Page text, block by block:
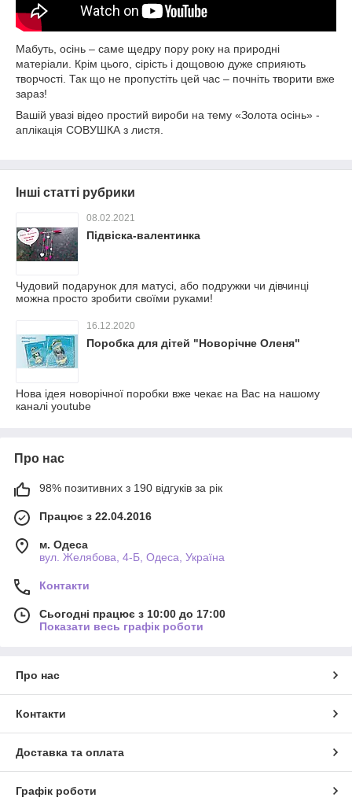
Мабуть, осінь – саме щедру пору року на природні
матеріали. Крім цього, сірість і дощовою дуже сприяють
творчості. Так що не пропустіть цей час – почніть творити вже
зараз!
Вашій увазі відео простий вироби на тему «Золота осінь» -
аплікація СОВУШКА з листя.
Інші статті рубрики
08.02.2021
Підвіска-валентинка
Чудовий подарунок для матусі, або подружки чи дівчинці
можна просто зробити своїми руками!
16.12.2020
Поробка для дітей "Новорічне Оленя"
Нова ідея новорічної поробки вже чекає на Вас на нашому
каналі youtube
Про нас
98% позитивних з 190 відгуків за рік
Працює з 22.04.2016
м. Одеса
вул. Желябова, 4-Б, Одеса, Україна
Контакти
Сьогодні працює з 10:00 до 17:00
Показати весь графік роботи
Про нас
Контакти
Доставка та оплата
Графік роботи